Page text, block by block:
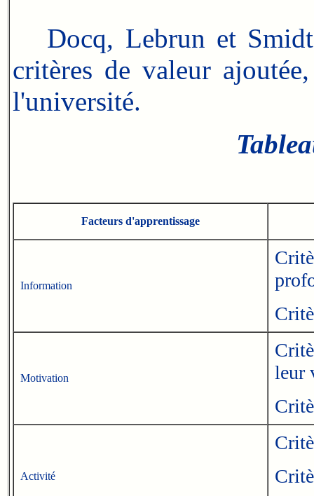
Docq, Lebrun et
critères de valeur
l'université.
Facteurs d'apprentissage
Information
Motivation
leur
Activité